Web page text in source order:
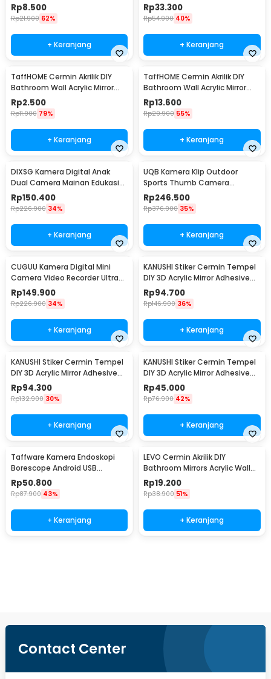
Waterproof 20x30cm - L02
Rp8.500
Rp21.900 62%
+ Keranjang
50x150cm - HS501
Rp33.300
Rp54.900 40%
+ Keranjang
TaffHOME Cermin Akrilik DIY
Bathroom Wall Acrylic Mirror
Waterproof 10x15cm - L02
Rp2.500
Rp11.900 79%
+ Keranjang
TaffHOME Cermin Akrilik DIY
Bathroom Wall Acrylic Mirror
Waterproof 27x42cm - L02
Rp13.600
Rp29.900 55%
+ Keranjang
DIXSG Kamera Digital Anak
Dual Camera Mainan Edukasi
4K 48MP 400 mAh - C1
Rp150.400
Rp226.900 34%
+ Keranjang
UQB Kamera Klip Outdoor
Sports Thumb Camera
Magnetic Detachable - A100
Rp246.500
Rp376.900 35%
+ Keranjang
CUGUU Kamera Digital Mini
Camera Video Recorder Ultra
Compact HD 1080P - Y4000
Rp149.900
Rp226.900 34%
+ Keranjang
KANUSHI Stiker Cermin Tempel
DIY 3D Acrylic Mirror Adhesive
100U 100x100cm - KN-100
Rp94.700
Rp146.900 36%
+ Keranjang
KANUSHI Stiker Cermin Tempel
DIY 3D Acrylic Mirror Adhesive
100U 50x100cm - KN-100
Rp94.300
Rp132.900 30%
+ Keranjang
KANUSHI Stiker Cermin Tempel
DIY 3D Acrylic Mirror Adhesive
100U 50x50cm - KN-100
Rp45.000
Rp76.900 42%
+ Keranjang
Taffware Kamera Endoskopi
Borescope Android USB
Waterproof 5.5mm - TES-EN-
AN99
Rp50.800
Rp87.900 43%
+ Keranjang
LEVO Cermin Akrilik DIY
Bathroom Mirrors Acrylic Wall
Decor 15cm 5 PCS - L02
Rp19.200
Rp38.900 51%
+ Keranjang
Contact Center